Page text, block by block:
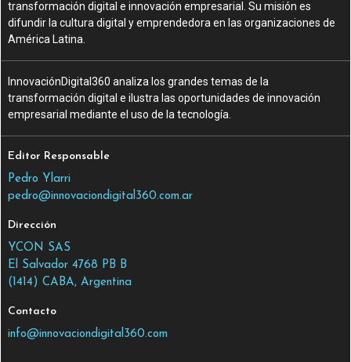
transformación digital e innovación empresarial. Su misión es
difundir la cultura digital y emprendedora en las organizaciones de
América Latina.
InnovaciónDigital360 analiza los grandes temas de la
transformación digital e ilustra las oportunidades de innovación
empresarial mediante el uso de la tecnología.
Editor Responsable
Pedro Ylarri
pedro@innovaciondigital360.com.ar
Dirección
YCON SAS
El Salvador 4768 PB B
(1414) CABA, Argentina
Contacto
info@innovaciondigital360.com